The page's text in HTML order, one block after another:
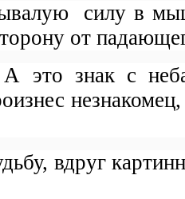
силу в
от
знак с
вдруг